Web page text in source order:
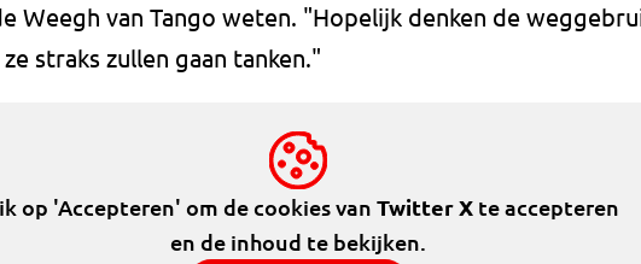
Weegh van Tango weten. "Hopelijk denken de
straks zullen gaan tanken."
op 'Accepteren' om de cookies van Twitter Xte accepteren
en de inhoud te bekijken.